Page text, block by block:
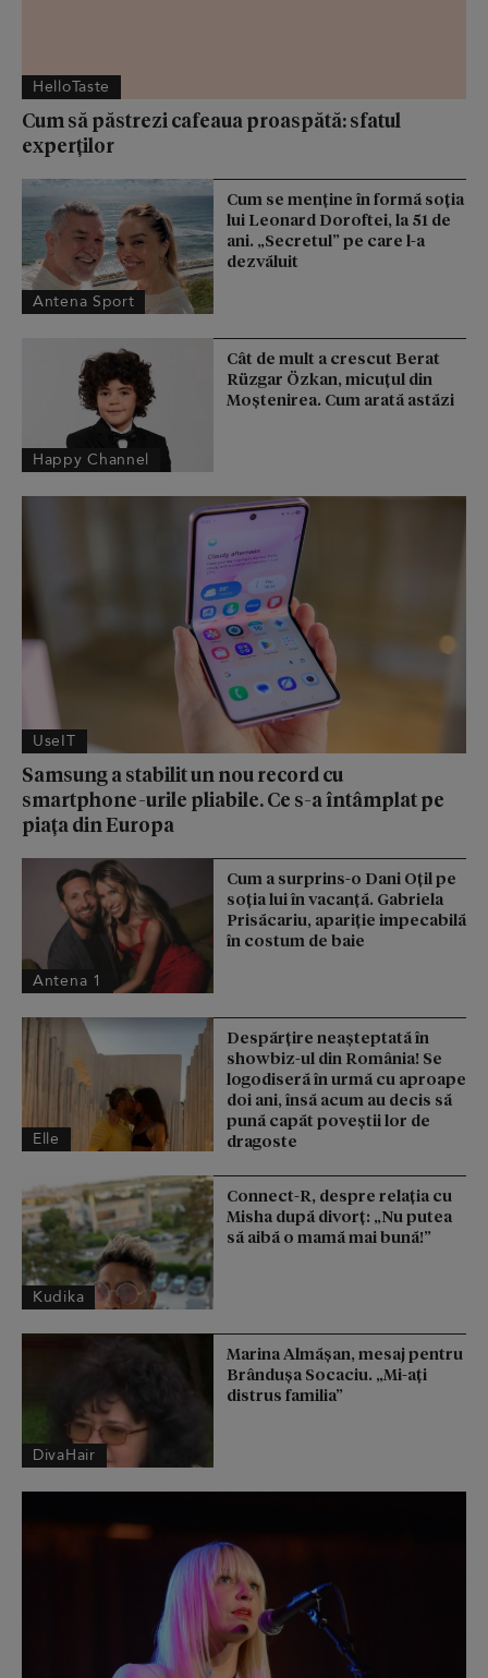
HelloTaste
Cum să păstrezi cafeaua proaspătă: sfatul
experților
Antena Sport
Cum se menţine în formă soţia
lui Leonard Doroftei, la 51 de
ani. „Secretul” pe care l-a
dezvăluit
Happy Channel
Cât de mult a crescut Berat
Rüzgar Özkan, micuțul din
Moștenirea. Cum arată astăzi
UseIT
Samsung a stabilit un nou record cu
smartphone-urile pliabile. Ce s-a întâmplat pe
piața din Europa
Antena 1
Cum a surprins-o Dani Oțil pe
soția lui în vacanță. Gabriela
Prisăcariu, apariție impecabilă
în costum de baie
Elle
Despărțire neașteptată în
showbiz-ul din România! Se
logodiseră în urmă cu aproape
doi ani, însă acum au decis să
pună capăt poveștii lor de
dragoste
Kudika
Connect-R, despre relația cu
Misha după divorț: „Nu putea
să aibă o mamă mai bună!”
DivaHair
Marina Almășan, mesaj pentru
Brândușa Socaciu. „Mi-ați
distrus familia”